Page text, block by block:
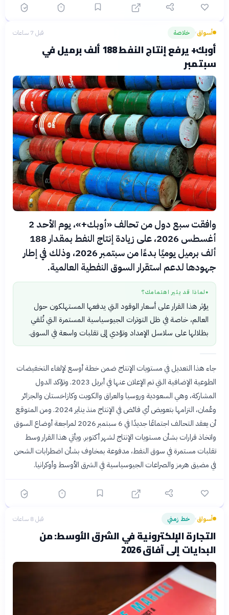
أسواق› خلاصة قبل 7 ساعات
أوبك+ يرفع إنتاج النفط 188 ألف برميل في
سبتمبر
وافقت سبع دول من تحالف «أوبك+»، يوم الأحد 2
أغسطس 2026، على زيادة إنتاج النفط بمقدار 188
ألف برميل يوميًا بدءًا من سبتمبر 2026، وذلك في إطار
جهودها لدعم استقرار السوق النفطية العالمية.
● لماذا قد يثير اهتمامك؟
يؤثر هذا القرار على أسعار الوقود التي يدفعها المستهلكون حول
العالم، خاصة في ظل التوترات الجيوسياسية المستمرة التي تُلقي
بظلالها على سلاسل الإمداد وتؤدي إلى تقلبات واسعة في السوق.
جاء هذا التعديل في مستويات الإنتاج ضمن خطة أوسع لإلغاء التخفيضات
الطوعية الإضافية التي تم الإعلان عنها في أبريل 2023. وتؤكد الدول
المشاركة، وهي السعودية وروسيا والعراق والكويت وكازاخستان والجزائر
وعُمان، التزامها بتعويض أي فائض في الإنتاج منذ يناير 2024. ومن المتوقع
أن يعقد التحالف اجتماعًا جديدًا في 6 سبتمبر 2026 لمراجعة أوضاع السوق
واتخاذ قرارات بشأن مستويات الإنتاج لشهر أكتوبر. ويأتي هذا القرار وسط
تقلبات مستمرة في سوق النفط، مدفوعة بمخاوف بشأن اضطرابات الشحن
في مضيق هرمز والصراعات الجيوسياسية في الشرق الأوسط وأوكرانيا.
أسواق› خط زمني قبل 8 ساعات
التجارة الإلكترونية في الشرق الأوسط: من
البدايات إلى آفاق 2026